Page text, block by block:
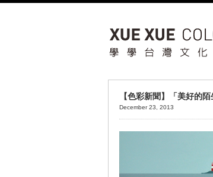
【色彩新聞】「美好的
December 23, 2013